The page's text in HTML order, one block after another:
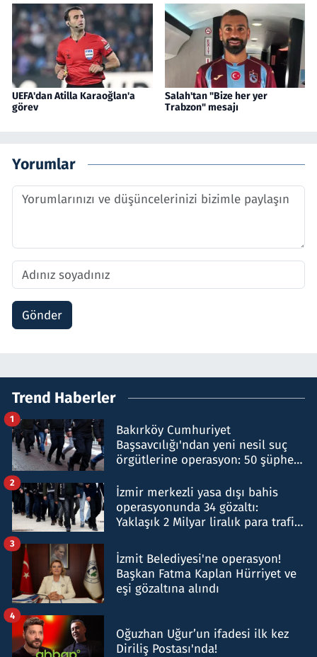
UEFA'dan Atilla Karaoğlan'a
görev
Salah'tan "Bize her yer
Trabzon" mesajı
Yorumlar
Gönder
Trend Haberler
Bakırköy Cumhuriyet
Başsavcılığı'ndan yeni nesil suç
örgütlerine operasyon: 50 şüpheli
1
İzmir merkezli yasa dışı bahis
operasyonunda 34 gözaltı:
Yaklaşık 2 Milyar liralık para trafiği
2
İzmit Belediyesi'ne operasyon!
Başkan Fatma Kaplan Hürriyet ve
eşi gözaltına alındı
3
Oğuzhan Uğur’un ifadesi ilk kez
Diriliş Postası'nda!
4